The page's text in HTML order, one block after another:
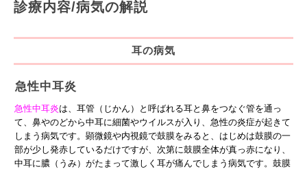
診療内容/病気の解説
耳の病気
急性中耳炎
急性中耳炎は、耳管（じかん）と呼ばれる耳と鼻をつなぐ管を通っ
て、鼻やのどから中耳に細菌やウイルスが入り、急性の炎症が起きて
しまう病気です。顕微鏡や内視鏡で鼓膜をみると、はじめは鼓膜の一
部が少し発赤しているだけですが、次第に鼓膜全体が真っ赤になり、
中耳に膿（うみ）がたまって激しく耳が痛んでしまう病気です。鼓膜